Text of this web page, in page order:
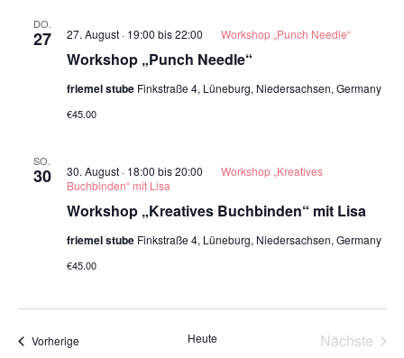
DO.
27
Workshop „Punch Needle“
27. August · 19:00 bis22:00 Workshop „Punch Needle“
friemel stube Finkstraße 4, Lüneburg, Niedersachsen, Germany
€45.00
SO.
30
Workshop „Kreatives Buchbinden“ mit Lisa
30. August · 18:00 bis20:00
Workshop „Kreatives
Buchbinden“ mit Lisa
friemel stube Finkstraße 4, Lüneburg, Niedersachsen, Germany
€45.00
VorherigeVeranstaltungen Heute Nächste